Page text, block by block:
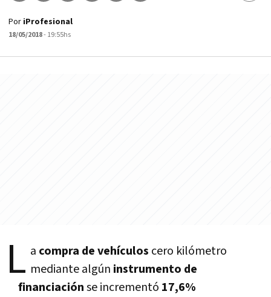
Por iProfesional
18/05/2018- 19:55hs
L a compra de vehí­culos cero kilómetro
mediante algún instrumento de
financiaciónse incrementó 17,6%